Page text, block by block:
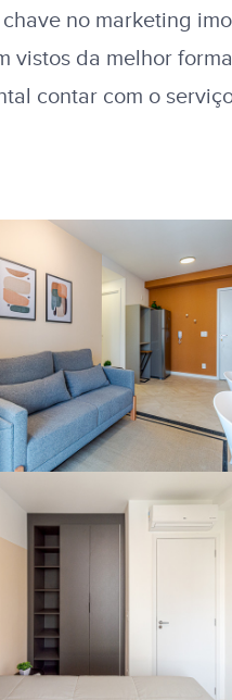
no marketing
vistos da melhor forma
contar com o